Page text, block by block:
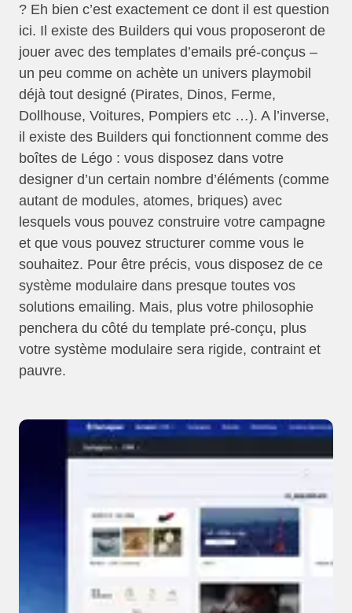
? Eh bien c’est exactement ce dont il est question
ici. Il existe des Builders qui vous proposeront de
jouer avec des templates d’emails pré-conçus –
un peu comme on achète un univers playmobil
déjà tout designé (Pirates, Dinos, Ferme,
Dollhouse, Voitures, Pompiers etc …). A l’inverse,
il existe des Builders qui fonctionnent comme des
boîtes de Légo : vous disposez dans votre
designer d’un certain nombre d’éléments (comme
autant de modules, atomes, briques) avec
lesquels vous pouvez construire votre campagne
et que vous pouvez structurer comme vous le
souhaitez. Pour être précis, vous disposez de ce
système modulaire dans presque toutes vos
solutions emailing. Mais, plus votre philosophie
penchera du côté du template pré-conçu, plus
votre système modulaire sera rigide, contraint et
pauvre.